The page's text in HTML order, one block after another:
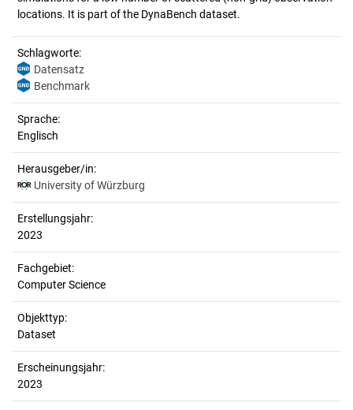
Schlagworte:
Datensatz
Benchmark
Sprache:
Englisch
Herausgeber/in:
University of Würzburg
Erstellungsjahr:
2023
Fachgebiet:
Computer Science
Objekttyp:
Dataset
Erscheinungsjahr:
2023